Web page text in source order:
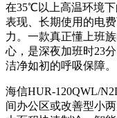
在35℃以上高温环境
表现、长期使用的电
力。一款真正懂上班
心，是深夜加班时23
洁净如初的呼吸保障。
海信HUR-120QWL/
间办公区或改善型小